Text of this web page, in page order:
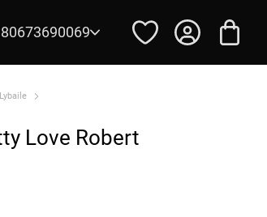
Love Robert